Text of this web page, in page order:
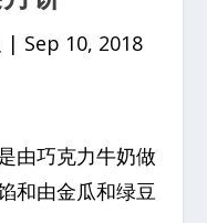
| Sep 10, 2018
由巧克力牛奶做
和由金瓜和绿豆